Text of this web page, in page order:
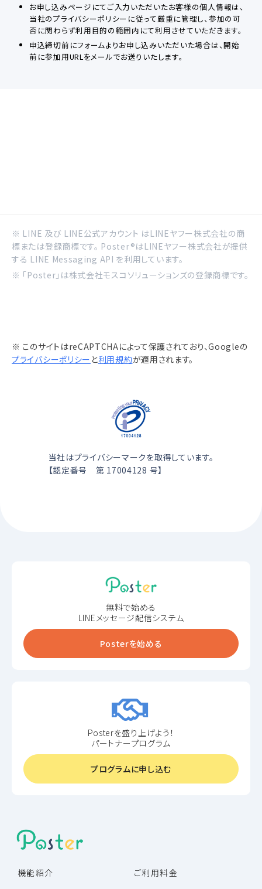
お申し込みページにてご入力いただいたお客様の個人情報は、
当社のプライバシーポリシーに従って厳重に管理し、参加の可
否に関わらず利用目的の範囲内にて利用させていただきます。
申込締切前にフォームよりお申し込みいただいた場合は、開始
前に参加用URLをメールでお送りいたします。
※ LINE 及び LINE公式アカウント はLINEヤフー株式会社の商
標または登録商標です。 Poster®はLINEヤフー株式会社が提供
する LINE Messaging API を利用しています。
※ 「Poster」は株式会社モスコソリューションズの登録商標です。
※ このサイトはreCAPTCHAによって保護されており、Googleの
プライバシーポリシー と利用規約が適用されます。
当社はプライバシーマークを取得しています。
【認定番号 第 17004128 号】
機能紹介 ご利用料金
無料で始める
LINEメッセージ配信システム
Posterを始める
Posterを盛り上げよう！
パートナープログラム
プログラムに申し込む